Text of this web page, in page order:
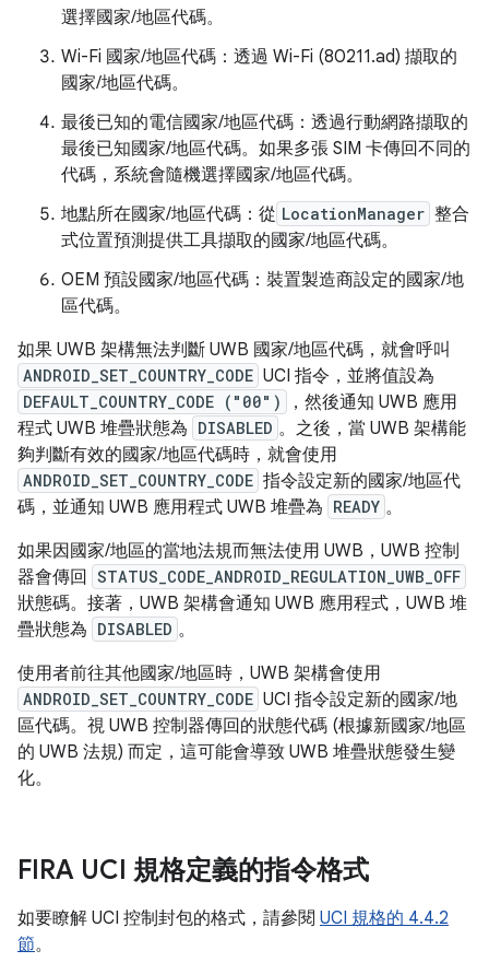
選擇國家/地區代碼。
Wi-Fi 國家/地區代碼：透過 Wi-Fi (80211.ad) 擷取的
國家/地區代碼。
最後已知的電信國家/地區代碼：透過行動網路擷取的
最後已知國家/地區代碼。如果多張 SIM 卡傳回不同的
代碼，系統會隨機選擇國家/地區代碼。
地點所在國家/地區代碼：從 LocationManager 整合
式位置預測提供工具擷取的國家/地區代碼。
OEM 預設國家/地區代碼：裝置製造商設定的國家/地
區代碼。
如果 UWB 架構無法判斷 UWB 國家/地區代碼，就會呼叫
ANDROID_SET_COUNTRY_CODE UCI 指令，並將值設為
DEFAULT_COUNTRY_CODE ("00")
，然後通知 UWB 應用
程式 UWB 堆疊狀態為 DISABLED 。之後，當 UWB 架構能
夠判斷有效的國家/地區代碼時，就會使用
ANDROID_SET_COUNTRY_CODE 指令設定新的國家/地區代
碼，並通知 UWB 應用程式 UWB 堆疊為 READY 。
如果因國家/地區的當地法規而無法使用 UWB，UWB 控制
器會傳回
STATUS_CODE_ANDROID_REGULATION_UWB_OFF
狀態碼。接著，UWB 架構會通知 UWB 應用程式，UWB 堆
疊狀態為 DISABLED 。
使用者前往其他國家/地區時，UWB 架構會使用
ANDROID_SET_COUNTRY_CODE UCI 指令設定新的國家/地
區代碼。視 UWB 控制器傳回的狀態代碼 (根據新國家/地區
的 UWB 法規) 而定，這可能會導致 UWB 堆疊狀態發生變
化。
FIRA UCI 規格定義的指令格式
如要瞭解 UCI 控制封包的格式，請參閱 UCI 規格的 4.4.2
節。